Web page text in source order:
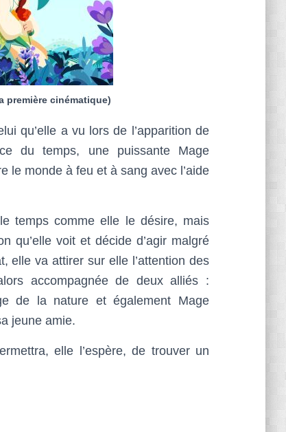
première cinématique)
qu’elle a vu lors de l’apparition de
du temps, une puissante Mage
le monde à feu et à sang avec l’aide
temps comme elle le désire, mais
qu’elle voit et décide d’agir malgré
elle va attirer sur elle l’attention des
accompagnée de deux alliés :
de la nature et également Mage
jeune amie.
elle l’espère, de trouver un